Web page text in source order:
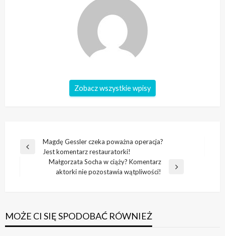
Zobacz wszystkie wpisy
Nawigacja
wpisu
Poprzedni
Magdę Gessler czeka poważna operacja?
Jest komentarz restauratorki!
Następny
Małgorzata Socha w ciąży? Komentarz
aktorki nie pozostawia wątpliwości!
MOŻE CI SIĘ SPODOBAĆ RÓWNIEŻ